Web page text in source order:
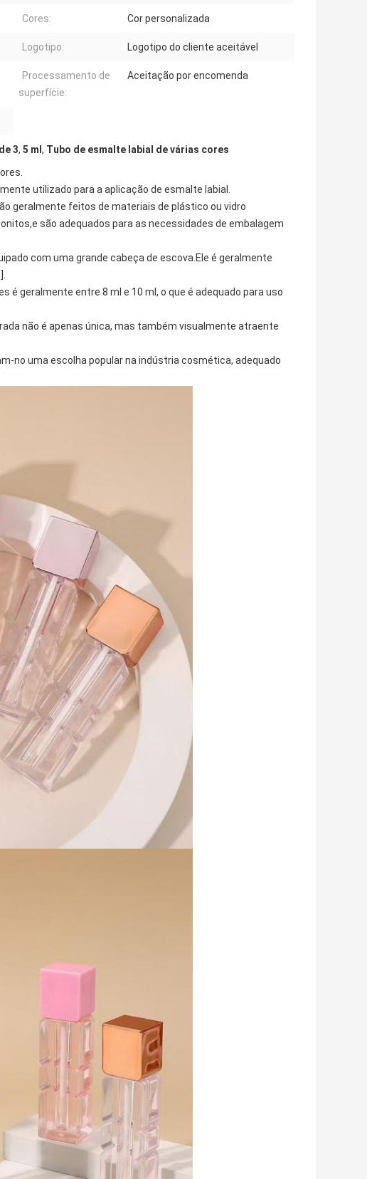
Cores: Cor personalizada
Logotipo: Logotipo do cliente aceitável
Processamento de
superfície:
Aceitação por encomenda
3, 5 ml , Tubo de esmalte labial de várias cores
utilizado para a aplicação de esmalte labial.
geralmente feitos de materiais de plástico ou vidro
são adequados para as necessidades de embalagem
com uma grande cabeça de escova.Ele é geralmente
é geralmente entre 8 ml e 10 ml, o que é adequado para uso
não é apenas única, mas também visualmente atraente
no uma escolha popular na indústria cosmética, adequado